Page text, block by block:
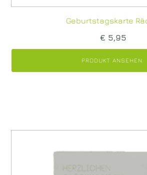
Geburtstagskarte
€ 5,95
PRODUKT ANSEHEN